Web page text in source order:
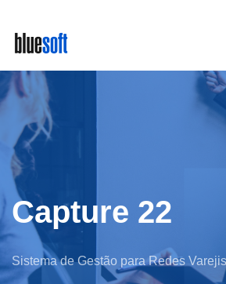
main
content
Capture 22
Sistema de Gestão para Redes